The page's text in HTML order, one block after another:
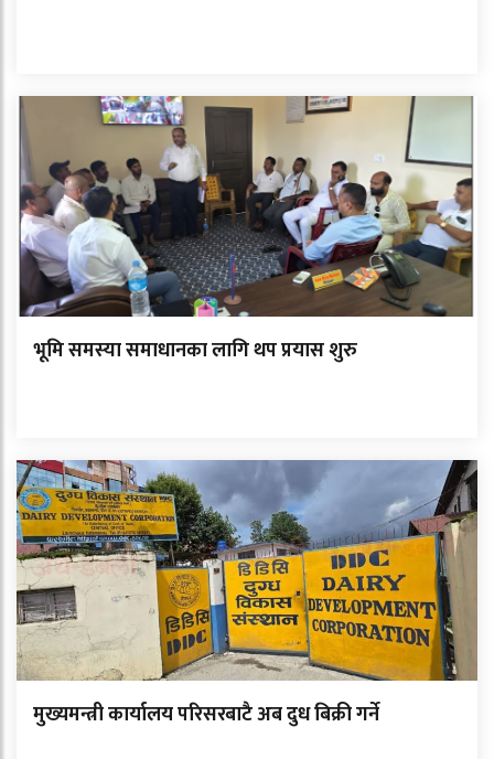
भूमि समस्या समाधानका लागि थप प्रयास शुरु
मुख्यमन्त्री कार्यालय परिसरबाटै अब दुध बिक्री गर्ने